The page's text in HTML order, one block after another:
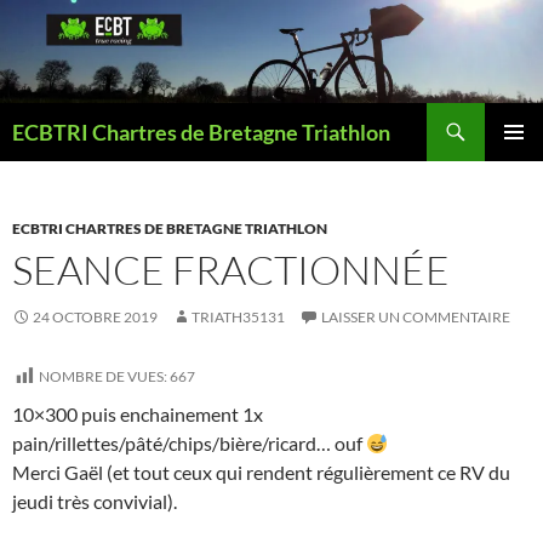
contenu
ECBTRI Chartres de Bretagne Triathlon
ECBTRI CHARTRES DE BRETAGNE TRIATHLON
SEANCE FRACTIONNÉE
24 OCTOBRE 2019 TRIATH35131 LAISSER UN COMMENTAIRE
NOMBRE DE VUES: 667
10×300 puis enchainement 1x
pain/rillettes/pâté/chips/bière/ricard… ouf
Merci Gaël (et tout ceux qui rendent régulièrement ce RV du
jeudi très convivial).